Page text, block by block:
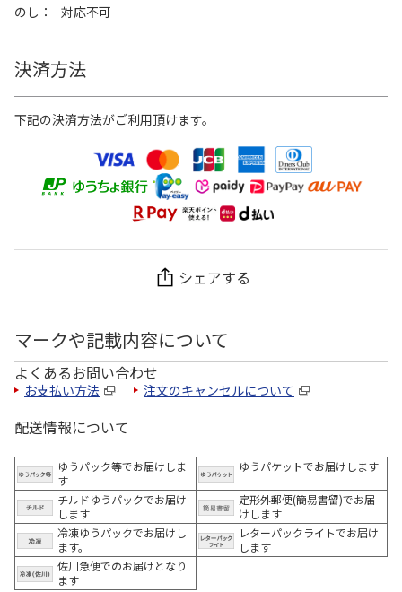
のし
対応不可
決済方法
下記の決済方法がご利用頂けます。
シェアする
マークや記載内容について
よくあるお問い合わせ
お支払い方法 注文のキャンセルについて
配送情報について
ゆうパック等でお届けしま
す
ゆうパケットでお届けします
チルドゆうパックでお届け
します
定形外郵便(簡易書留)でお届
けします
冷凍ゆうパックでお届けし
ます。
レターパックライトでお届け
します
佐川急便でのお届けとなり
ます